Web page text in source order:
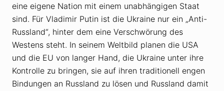
eine eigene Nation mit einem unabhängigen Staat
sind. Für Vladimir Putin ist die Ukraine nur ein „Anti-
Russland“, hinter dem eine Verschwörung des
Westens steht. In seinem Weltbild planen die USA
und die EU von langer Hand, die Ukraine unter ihre
Kontrolle zu bringen, sie auf ihren traditionell engen
Bindungen an Russland zu lösen und Russland damit